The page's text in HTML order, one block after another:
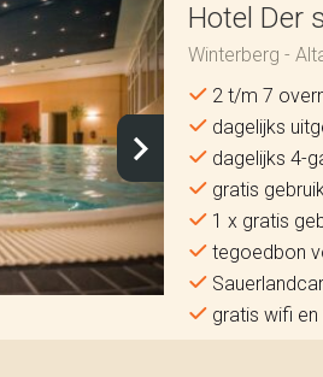
Hotel Der
Winterberg -
2 t/m 7
dagelijks
dagelijks 4-
gratis
1 x gratis
tegoedbon
gratis wifi en